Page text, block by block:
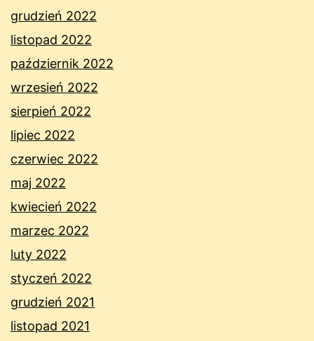
grudzień 2022
listopad 2022
październik 2022
wrzesień 2022
sierpień 2022
lipiec 2022
czerwiec 2022
maj 2022
kwiecień 2022
marzec 2022
luty 2022
styczeń 2022
grudzień 2021
listopad 2021